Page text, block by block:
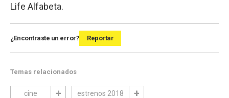
Life Alfabeta.
¿Encontraste un error? Reportar
Temas relacionados
cine estrenos 2018